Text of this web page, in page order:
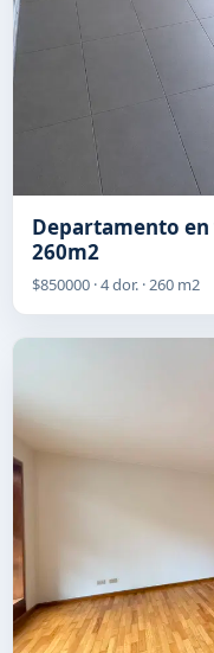
Departamento
260m2
$850000 · 4 dor. · 260 m2